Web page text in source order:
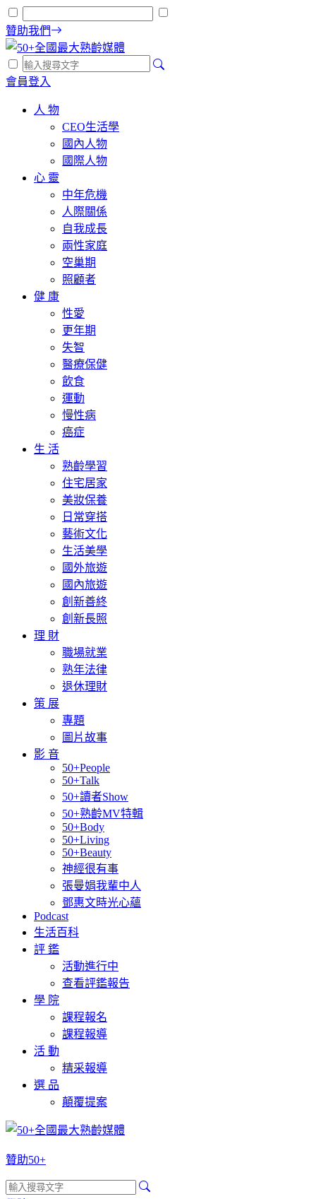
贊助我們
會員登入
人 物
CEO生活學
國內人物
國際人物
心 靈
中年危機
人際關係
自我成長
兩性家庭
空巢期
照顧者
健 康
性愛
更年期
失智
醫療保健
飲食
運動
慢性病
癌症
生 活
熟齡學習
住宅居家
美妝保養
日常穿搭
藝術文化
生活美學
國外旅遊
國內旅遊
創新善終
創新長照
理 財
職場就業
熟年法律
退休理財
策 展
專題
圖片故事
影 音
50+People
50+Talk
50+讀者Show
50+熟齡MV特輯
50+Body
50+Living
50+Beauty
神經很有事
張曼娟我輩中人
鄧惠文時光心蘊
Podcast
生活百科
評 鑑
活動進行中
查看評鑑報告
學 院
課程報名
課程報導
活 動
精采報導
選 品
顛覆提案
贊助50+